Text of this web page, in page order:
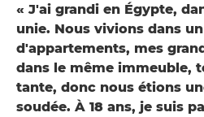
« J'ai grandi en Égypte,
unie. Nous vivions dans
d'appartements, mes
dans le même immeuble,
tante, donc nous étions
soudée. À 18 ans, je suis